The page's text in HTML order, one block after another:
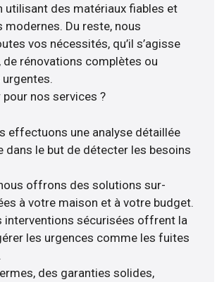
utilisant des matériaux fiables et
modernes. Du reste, nous
vos nécessités, qu’il s’agisse
de rénovations complètes ou
urgentes.
nos services ?
effectuons une analyse détaillée
dans le but de détecter les besoins
offrons des solutions sur-
à votre maison et à votre budget.
interventions sécurisées offrent la
les urgences comme les fuites
des garanties solides,